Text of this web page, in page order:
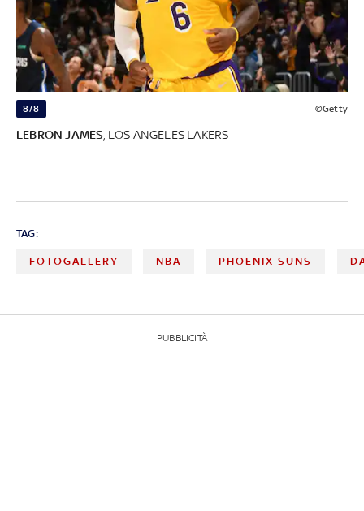
8/8 ©Getty
LEBRON JAMES, LOS ANGELES LAKERS
TAG:
FOTOGALLERY NBA PHOENIX SUNS
PUBBLICITÀ